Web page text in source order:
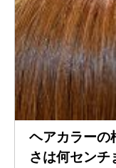
ヘアカラー
さは何センチ